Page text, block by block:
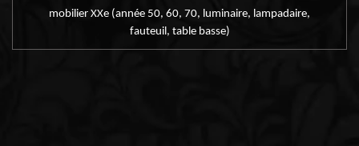
mobilier XXe (année 50, 60, 70, luminaire, lampadaire,
fauteuil, table basse)